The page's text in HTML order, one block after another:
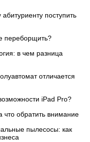
поступить
переборщить?
в чем разница
отличается
iPad Pro?
что обратить внимание
пылесосы: как